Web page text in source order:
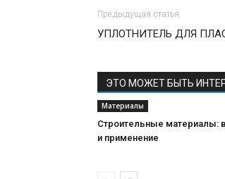
Предыдущая статья
УПЛОТНИТЕЛЬ ДЛЯ
ЭТО МОЖЕТ БЫТЬ
Материалы
Строительные материалы:
и применение